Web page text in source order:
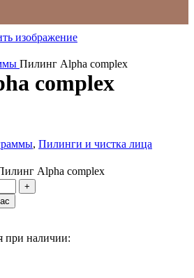
изображение
Пилинг Alpha complex
complex
, Пилинги и чистка лица
Alpha complex
при наличии: